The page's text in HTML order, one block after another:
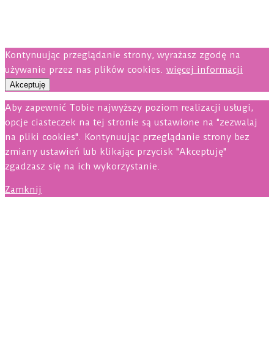
Kontynuując przeglądanie strony, wyrażasz zgodę na
używanie przez nas plików cookies. więcej informacji
Akceptuję
Aby zapewnić Tobie najwyższy poziom realizacji usługi,
opcje ciasteczek na tej stronie są ustawione na "zezwalaj
na pliki cookies". Kontynuując przeglądanie strony bez
zmiany ustawień lub klikając przycisk "Akceptuję"
zgadzasz się na ich wykorzystanie.
Zamknij